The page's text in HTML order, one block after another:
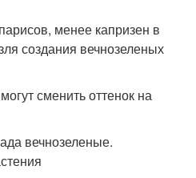
менее капризен в
создания вечнозеленых
сменить оттенок на